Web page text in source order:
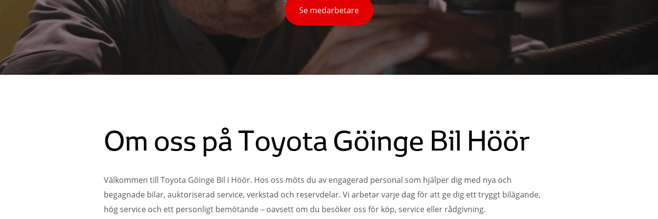
Se medarbetare
Om oss på Toyota Göinge Bil Höör
Välkommen till Toyota Göinge Bil i Höör. Hos oss möts du av engagerad personal som hjälper dig med nya och
begagnade bilar, auktoriserad service, verkstad och reservdelar. Vi arbetar varje dag för att ge dig ett tryggt bilägande,
hög service och ett personligt bemötande – oavsett om du besöker oss för köp, service eller rådgivning.